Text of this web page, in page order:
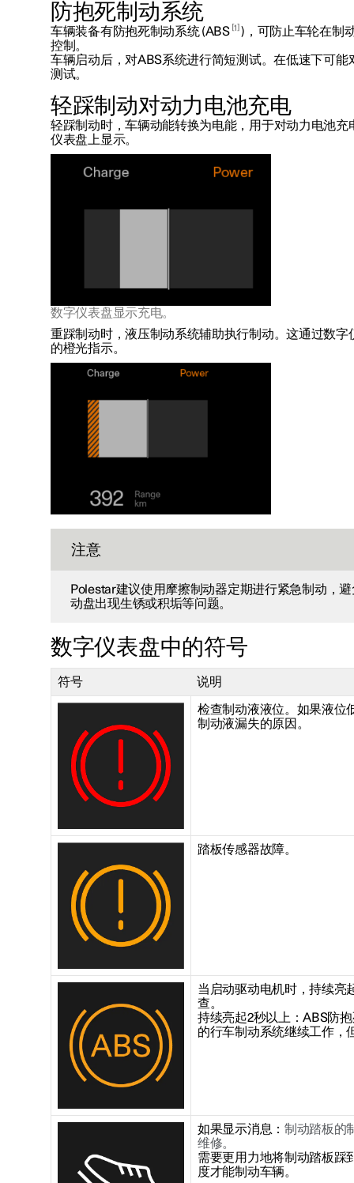
防抱死制动系统
车辆装备有防抱死制动系统 (ABS 1
)，可防止车轮在制
控制。
车辆启动后，对ABS系统进行简短测试。在低速下可能
测试。
轻踩制动对动力电池充电
轻踩制动时，车辆动能转换为电能，用于对动力电池充
仪表盘上显示。
数字仪表盘显示充电。
重踩制动时，液压制动系统辅助执行制动。这通过数字
的橙光指示。
注意
Polestar建议使用摩擦制动器定期进行紧急制动，
动盘出现生锈或积垢等问题。
数字仪表盘中的符号
符号 说明
检查制动液液位。如果液位
制动液漏失的原因。
踏板传感器故障。
当启动驱动电机时，持续亮
查。
持续亮起2秒以上：ABS防
的行车制动系统继续工作，
如果显示消息： 制动踏板的
维修。
需要更用力地将制动踏板踩
度才能制动车辆。